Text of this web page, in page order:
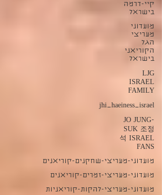
קיי-דרמה
בישראל
מועדוני
מעריצי
הגל
הקוריאני
בישראל
LJG
ISRAEL
FAMILY
jhi_haeiness_israel
JO JUNG-
SUK 조정
석 ISRAEL
FANS
מועדוני-מעריצי-שחקנים-קוריאנים
מועדוני-מעריצי-זמרים-קוריאנים
מועדוני-מעריצי-להקות-קוריאניות